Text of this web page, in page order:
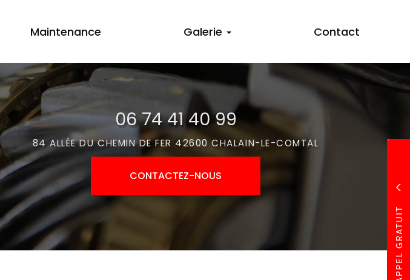
Maintenance Galerie Contact
06 74 41 40 99
84 ALLÉE DU CHEMIN DE FER 42600 CHALAIN-LE-COMTAL
CONTACTEZ-NOUS